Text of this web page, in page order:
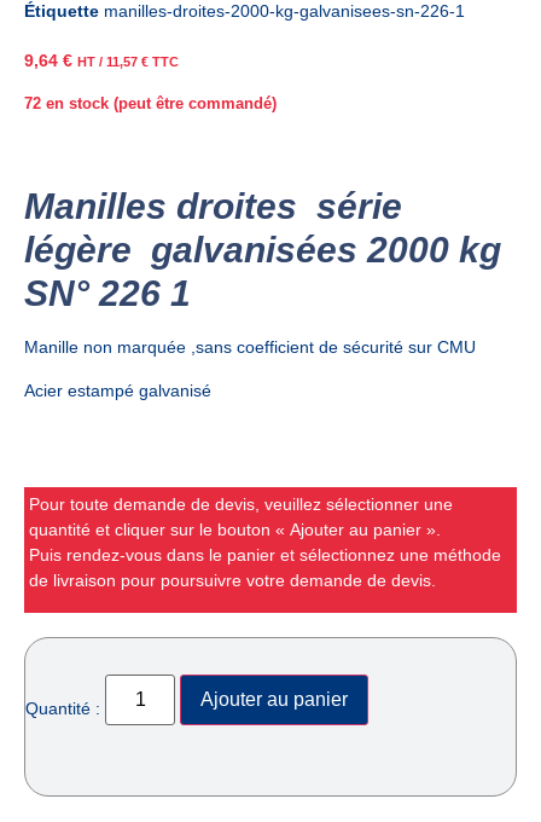
Étiquette manilles-droites-2000-kg-galvanisees-sn-226-1
9,64 € HT / 11,57 € TTC
72 en stock (peut être commandé)
Manilles droites série
légère galvanisées 2000 kg
SN° 226 1
Manille non marquée ,sans coefficient de sécurité sur CMU
Acier estampé galvanisé
Pour toute demande de devis, veuillez sélectionner une
quantité et cliquer sur le bouton « Ajouter au panier ».
Puis rendez-vous dans le panier et sélectionnez une méthode
de livraison pour poursuivre votre demande de devis.
Quantité : Ajouter au panier